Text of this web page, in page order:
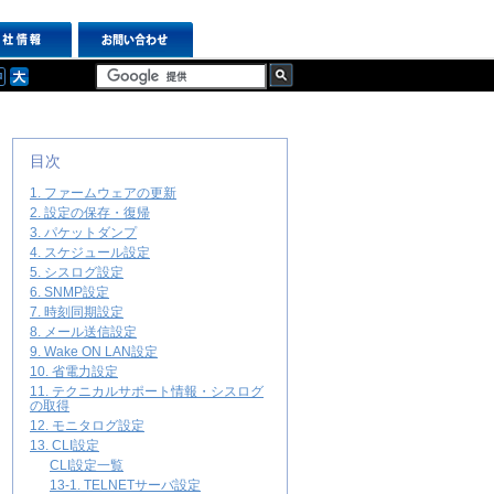
目次
1. ファームウェアの更新
2. 設定の保存・復帰
3. パケットダンプ
4. スケジュール設定
5. シスログ設定
6. SNMP設定
7. 時刻同期設定
8. メール送信設定
9. Wake ON LAN設定
10. 省電力設定
11. テクニカルサポート情報・シスログ
の取得
12. モニタログ設定
13. CLI設定
CLI設定一覧
13-1. TELNETサーバ設定